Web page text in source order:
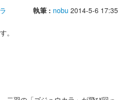
執筆 : nobu 2014-5-6 17:35
。